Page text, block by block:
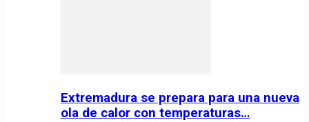
Extremadura se prepara para una nueva
ola de calor con temperaturas…